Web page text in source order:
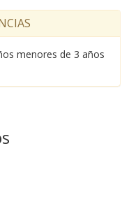
menores de 3 años